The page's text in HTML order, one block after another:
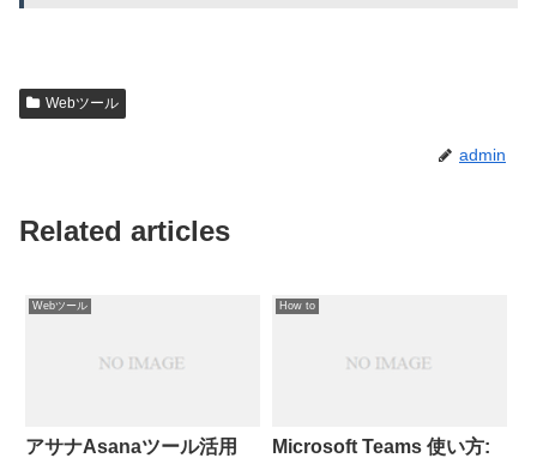
Webツール
admin
Related articles
Webツール
アサナAsanaツール活用
How to
Microsoft Teams 使い方: